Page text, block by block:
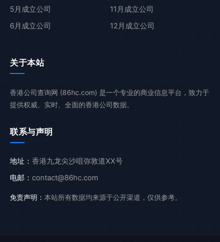
5月成立公司
6月成立公司
11月成立公司
12月成立公司
关于本站
香港公司查询网 (86hc.com) 是一个专业的商业信息平台，致力于
提供权威、实时、全面的香港公司数据。
联系与声明
地址： 香港九龙尖沙咀弥敦道XX号
电邮： contact@86hc.com
免责声明： 本站所有数据均来源于公开渠道，仅供参考。